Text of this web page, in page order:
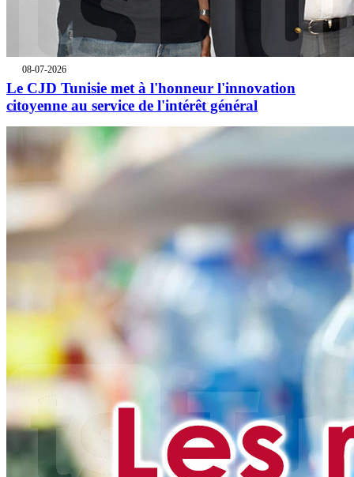
08-07-2026
Le CJD Tunisie met à l'honneur l'innovation
citoyenne au service de l'intérêt général